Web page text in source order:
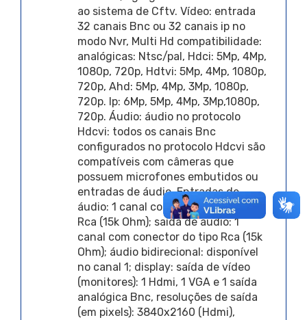
ao sistema de Cftv. Vídeo: entrada
32 canais Bnc ou 32 canais ip no
modo Nvr, Multi Hd compatibilidade:
analógicas: Ntsc/pal, Hdci: 5Mp, 4Mp,
1080p, 720p, Hdtvi: 5Mp, 4Mp, 1080p,
720p, Ahd: 5Mp, 4Mp, 3Mp, 1080p,
720p. Ip: 6Mp, 5Mp, 4Mp, 3Mp,1080p,
720p. Áudio: áudio no protocolo
Hdcvi: todos os canais Bnc
configurados no protocolo Hdcvi são
compatíveis com câmeras que
possuem microfones embutidos ou
entradas de áudio. Entradas de
áudio: 1 canal com conector do tipo
Rca (15k Ohm); saída de áudio: 1
canal com conector do tipo Rca (15k
Ohm); áudio bidirecional: disponível
no canal 1; display: saída de vídeo
(monitores): 1 Hdmi, 1 VGA e 1 saída
analógica Bnc, resoluções de saída
(em pixels): 3840x2160 (Hdmi),